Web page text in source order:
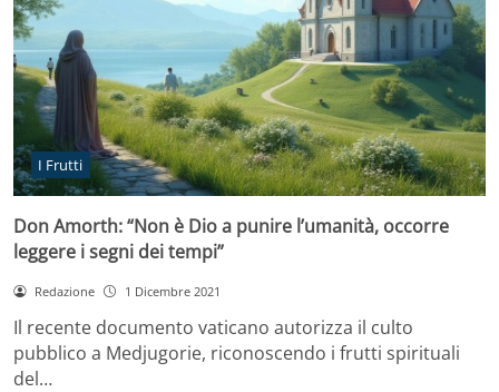
I Frutti
Don Amorth: “Non è Dio a punire l’umanità, occorre
leggere i segni dei tempi”
Redazione 1 Dicembre 2021
Il recente documento vaticano autorizza il culto
pubblico a Medjugorie, riconoscendo i frutti spirituali
del…